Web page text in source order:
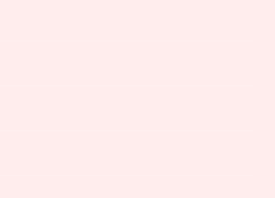
ile lat ma legenda